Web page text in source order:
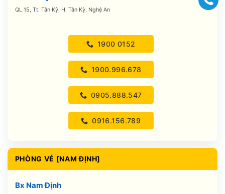
QL 15, Tt. Tân Kỳ, H. Tân Kỳ, Nghệ An
1900 0152
1900.996.678
0905.888.547
0916.156.789
PHÒNG VÉ [NAM ĐỊNH]
Bx Nam Định